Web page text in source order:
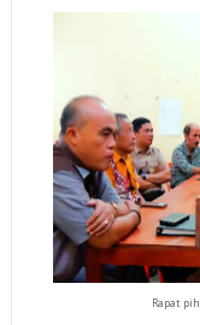
Rapat